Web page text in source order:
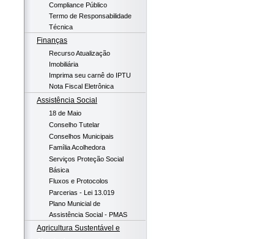
Compliance Público
Termo de Responsabilidade
Técnica
Finanças
Recurso Atualização
Imobiliária
Imprima seu carnê do IPTU
Nota Fiscal Eletrônica
Assistência Social
18 de Maio
Conselho Tutelar
Conselhos Municipais
Família Acolhedora
Serviços Proteção Social
Básica
Fluxos e Protocolos
Parcerias - Lei 13.019
Plano Municial de
Assistência Social - PMAS
Agricultura Sustentável e